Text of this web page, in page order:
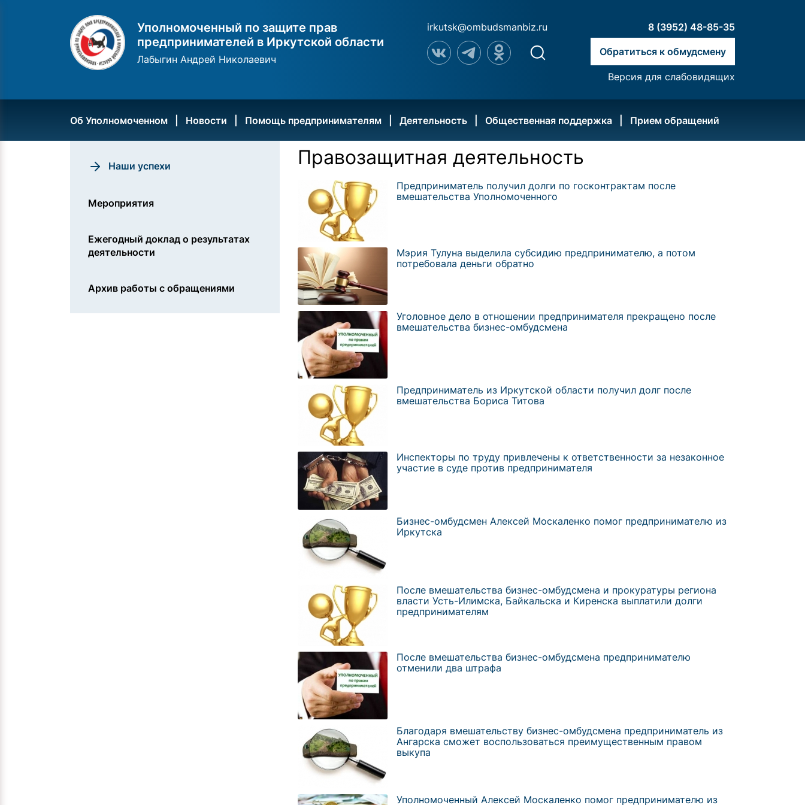
Уполномоченный по защите прав
предпринимателей в Иркутской области
Лабыгин Андрей Николаевич
irkutsk@ombudsmanbiz.ru 8 (3952) 48-85-35
Обратиться к обмудсмену
Версия для слабовидящих
Об Уполномоченном Новости Помощь предпринимателям Деятельность Общественная поддержка Прием обращений
Наши успехи
Мероприятия
Ежегодный доклад о результатах
деятельности
Архив работы с обращениями
Правозащитная деятельность
Предприниматель получил долги по госконтрактам после
вмешательства Уполномоченного
Мэрия Тулуна выделила субсидию предпринимателю, а потом
потребовала деньги обратно
Уголовное дело в отношении предпринимателя прекращено после
вмешательства бизнес-омбудсмена
Предприниматель из Иркутской области получил долг после
вмешательства Бориса Титова
Инспекторы по труду привлечены к ответственности за незаконное
участие в суде против предпринимателя
Бизнес-омбудсмен Алексей Москаленко помог предпринимателю из
Иркутска
После вмешательства бизнес-омбудсмена и прокуратуры региона
власти Усть-Илимска, Байкальска и Киренска выплатили долги
предпринимателям
После вмешательства бизнес-омбудсмена предпринимателю
отменили два штрафа
Благодаря вмешательству бизнес-омбудсмена предприниматель из
Ангарска сможет воспользоваться преимущественным правом
выкупа
Уполномоченный Алексей Москаленко помог предпринимателю из